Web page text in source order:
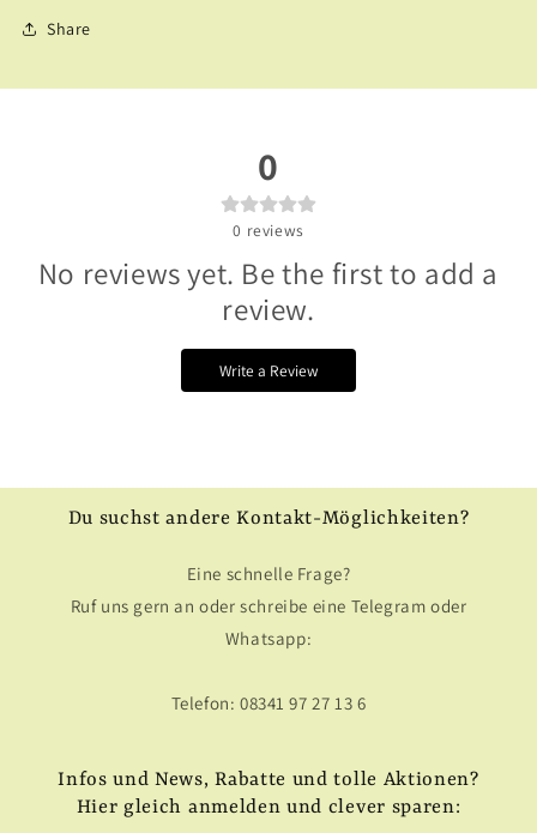
Share
0
0 reviews
No reviews yet. Be the first to add a
review.
Write a Review
Du suchst andere Kontakt-Möglichkeiten?
Eine schnelle Frage?
Ruf uns gern an oder schreibe eine Telegram oder
Whatsapp:
Telefon: 08341 97 27 13 6
Infos und News, Rabatte und tolle Aktionen?
Hier gleich anmelden und clever sparen: